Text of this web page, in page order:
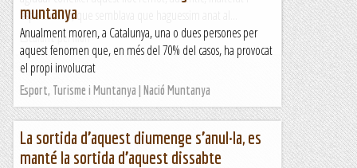
espectacular, que semblava que haguessim anat al...
Escalant pel món
muntanya
Anualment moren, a Catalunya, una o dues persones per
aquest fenomen que, en més del 70% del casos, ha provocat
el propi involucrat
Esport, Turisme i Muntanya | Nació Muntanya
La sortida d’aquest diumenge s’anul·la, es
manté la sortida d’aquest dissabte